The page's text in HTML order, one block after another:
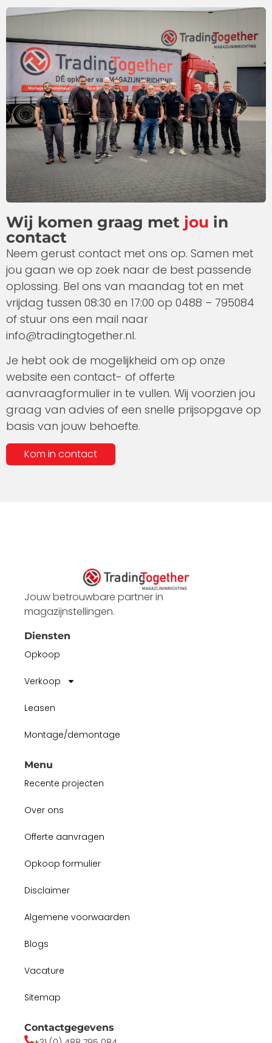
Wij komen graag met jou in
contact
Neem gerust contact met ons op. Samen met
jou gaan we op zoek naar de best passende
oplossing. Bel ons van maandag tot en met
vrijdag tussen 08:30 en 17:00 op 0488 – 795084
of stuur ons een mail naar
info@tradingtogether.nl.
Je hebt ook de mogelijkheid om op onze
website een contact- of offerte
aanvraagformulier in te vullen. Wij voorzien jou
graag van advies of een snelle prijsopgave op
basis van jouw behoefte.
Kom in contact
Jouw betrouwbare partner in
magazijnstellingen.
Diensten
Opkoop
Verkoop
Leasen
Montage/demontage
Menu
Recente projecten
Over ons
Offerte aanvragen
Opkoop formulier
Disclaimer
Algemene voorwaarden
Blogs
Vacature
Sitemap
Contactgegevens